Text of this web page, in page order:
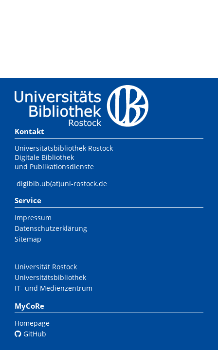
Kontakt
Universitätsbibliothek Rostock
Digitale Bibliothek
und Publikationsdienste
digibib.ub(at)uni-rostock.de
Service
Impressum
Datenschutzerklärung
Sitemap
Universität Rostock
Universitätsbibliothek
IT- und Medienzentrum
MyCoRe
Homepage
GitHub